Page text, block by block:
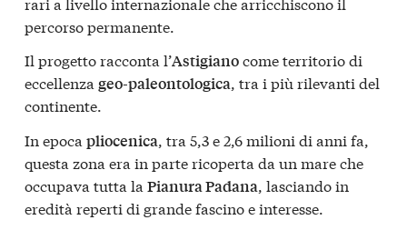
percorso permanente.
Il progetto racconta l’Astigianocome territorio di
eccellenza geo-paleontologica, tra i più rilevanti del
continente.
In epoca pliocenica, tra 5,3 e 2,6 milioni di anni fa,
questa zona era in parte ricoperta da un mare che
occupava tutta la Pianura Padana, lasciando in
eredità reperti di grande fascino e interesse.